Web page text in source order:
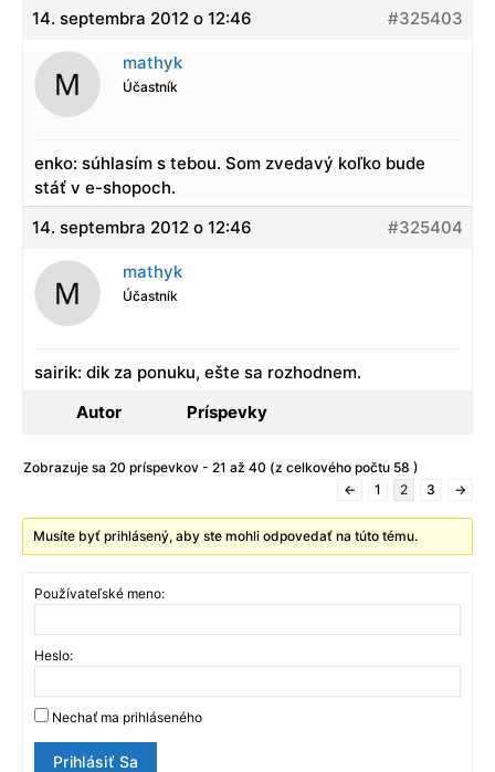
14. septembra 2012 o 12:46
#325403
mathyk
Účastník
enko: súhlasím s tebou. Som zvedavý koľko bude
stáť v e-shopoch.
14. septembra 2012 o 12:46
#325404
mathyk
Účastník
sairik: dik za ponuku, ešte sa rozhodnem.
Autor
Príspevky
Zobrazuje sa 20 príspevkov - 21 až 40 (z celkového počtu 58 )
←
1 2 3 →
Musíte byť prihlásený, aby ste mohli odpovedať na túto tému.
Používateľské meno:
Heslo:
Nechať ma prihláseného
Prihlásiť Sa